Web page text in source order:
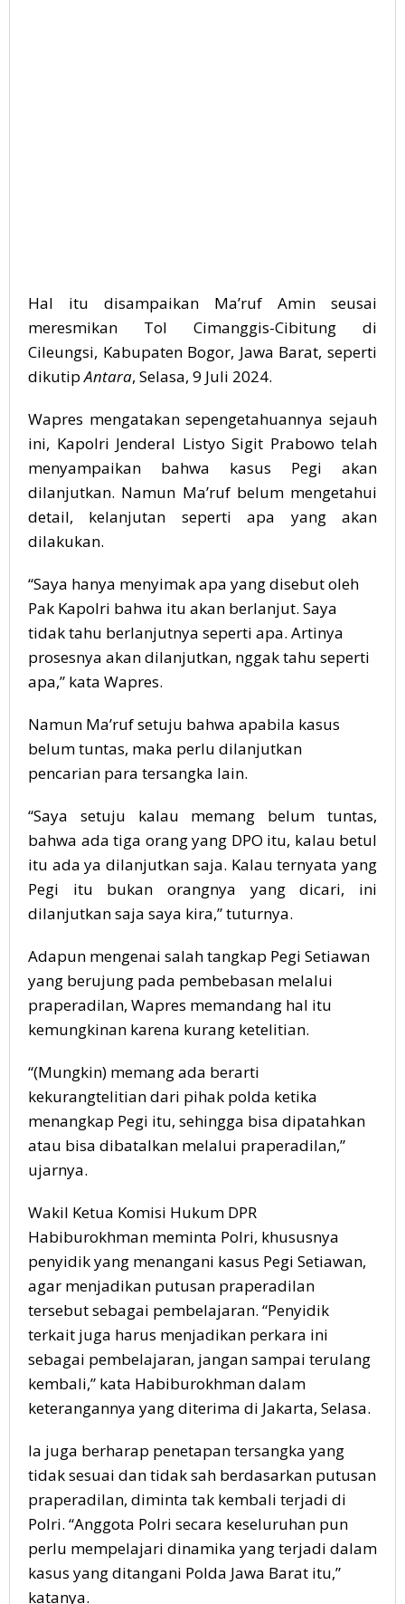
Hal itu disampaikan Ma’ruf Amin seusai
meresmikan Tol Cimanggis-Cibitung di
Cileungsi, Kabupaten Bogor, Jawa Barat, seperti
dikutipAntara, Selasa, 9 Juli 2024.
Wapres mengatakan sepengetahuannya sejauh
ini, Kapolri Jenderal Listyo Sigit Prabowo telah
menyampaikan bahwa kasus Pegi akan
dilanjutkan. Namun Ma’ruf belum mengetahui
detail, kelanjutan seperti apa yang akan
dilakukan.
“Saya hanya menyimak apa yang disebut oleh
Pak Kapolri bahwa itu akan berlanjut. Saya
tidak tahu berlanjutnya seperti apa. Artinya
prosesnya akan dilanjutkan, nggak tahu seperti
apa,” kata Wapres.
Namun Ma’ruf setuju bahwa apabila kasus
belum tuntas, maka perlu dilanjutkan
pencarian para tersangka lain.
“Saya setuju kalau memang belum tuntas,
bahwa ada tiga orang yang DPO itu, kalau betul
itu ada ya dilanjutkan saja. Kalau ternyata yang
Pegi itu bukan orangnya yang dicari, ini
dilanjutkan saja saya kira,” tuturnya.
Adapun mengenai salah tangkap Pegi Setiawan
yang berujung pada pembebasan melalui
praperadilan, Wapres memandang hal itu
kemungkinan karena kurang ketelitian.
“(Mungkin) memang ada berarti
kekurangtelitian dari pihak polda ketika
menangkap Pegi itu, sehingga bisa dipatahkan
atau bisa dibatalkan melalui praperadilan,”
ujarnya.
Wakil Ketua Komisi Hukum DPR
Habiburokhman meminta Polri, khususnya
penyidik yang menangani kasus Pegi Setiawan,
agar menjadikan putusan praperadilan
tersebut sebagai pembelajaran. “Penyidik
terkait juga harus menjadikan perkara ini
sebagai pembelajaran, jangan sampai terulang
kembali,” kata Habiburokhman dalam
keterangannya yang diterima di Jakarta, Selasa.
Ia juga berharap penetapan tersangka yang
tidak sesuai dan tidak sah berdasarkan putusan
praperadilan, diminta tak kembali terjadi di
Polri. “Anggota Polri secara keseluruhan pun
perlu mempelajari dinamika yang terjadi dalam
kasus yang ditangani Polda Jawa Barat itu,”
katanya.